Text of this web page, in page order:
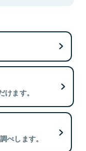
ます。
べします。